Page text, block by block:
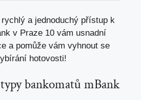
a jednoduchý přístup k
v Praze 10 vám usnadní
a pomůže vám vyhnout se
hotovosti!
bankomatů mBank